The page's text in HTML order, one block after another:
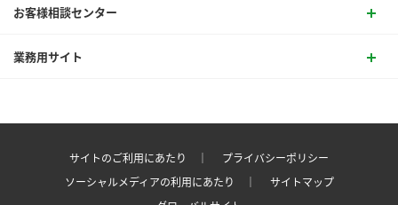
お客様相談センター
業務用サイト
サイトのご利用にあたり ｜
プライバシーポリシー
ソーシャルメディアの利用にあたり ｜
サイトマップ